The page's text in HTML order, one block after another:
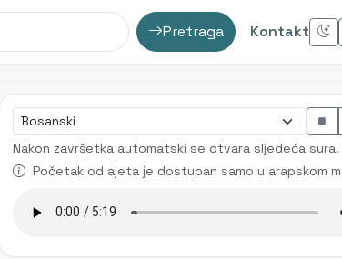
Pretraga Kontakt
Jezik audia
Nakon završetka automatski se otvara sljedeća sura.
Početak od ajeta je dostupan samo u arapskom